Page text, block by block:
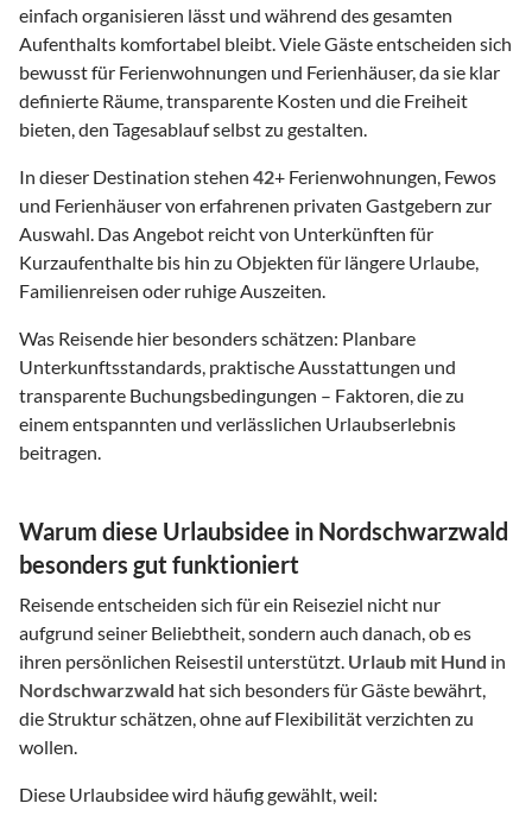
einfach organisieren lässt und während des gesamten
Aufenthalts komfortabel bleibt. Viele Gäste entscheiden sich
bewusst für Ferienwohnungen und Ferienhäuser, da sie klar
definierte Räume, transparente Kosten und die Freiheit
bieten, den Tagesablauf selbst zu gestalten.
In dieser Destination stehen 42+ Ferienwohnungen, Fewos
und Ferienhäuser von erfahrenen privaten Gastgebern zur
Auswahl. Das Angebot reicht von Unterkünften für
Kurzaufenthalte bis hin zu Objekten für längere Urlaube,
Familienreisen oder ruhige Auszeiten.
Was Reisende hier besonders schätzen: Planbare
Unterkunftsstandards, praktische Ausstattungen und
transparente Buchungsbedingungen – Faktoren, die zu
einem entspannten und verlässlichen Urlaubserlebnis
beitragen.
Warum diese Urlaubsidee in Nordschwarzwald
besonders gut funktioniert
Reisende entscheiden sich für ein Reiseziel nicht nur
aufgrund seiner Beliebtheit, sondern auch danach, ob es
ihren persönlichen Reisestil unterstützt. Urlaub mit Hund in
Nordschwarzwald hat sich besonders für Gäste bewährt,
die Struktur schätzen, ohne auf Flexibilität verzichten zu
wollen.
Diese Urlaubsidee wird häufig gewählt, weil: